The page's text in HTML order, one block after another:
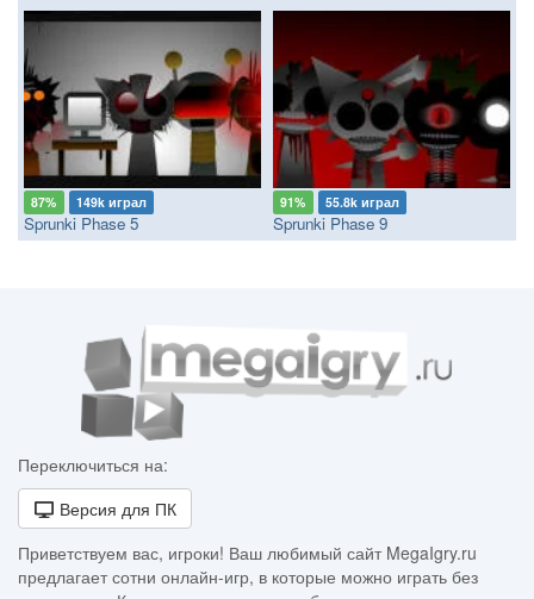
87% 149k играл
Sprunki Phase 5
91% 55.8k играл
Sprunki Phase 9
Переключиться на:
Версия для ПК
Приветствуем вас, игроки! Ваш любимый сайт MegaIgry.ru
предлагает сотни онлайн-игр, в которые можно играть без